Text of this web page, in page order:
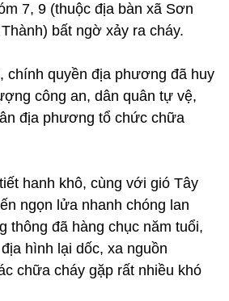
7, 9 (thuộc địa bàn xã Sơn
bất ngờ xảy ra cháy.
chính quyền địa phương đã huy
công an, dân quân tự vệ,
địa phương tổ chức chữa
hanh khô, cùng với gió Tây
ngọn lửa nhanh chóng lan
thông đã hàng chục năm tuổi,
hình lại dốc, xa nguồn
chữa cháy gặp rất nhiều khó